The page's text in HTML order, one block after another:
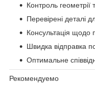
Контроль геометрії
Перевірені деталі
Консультація щодо
Швидка відправка
Оптимальне
Рекомендуемо